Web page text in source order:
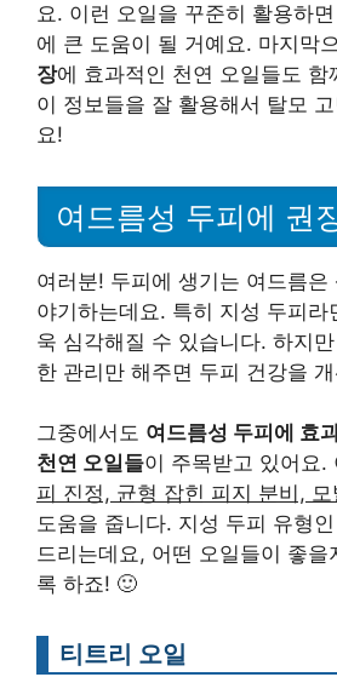
요. 이런 오일을 꾸준히 활용하면
에 큰 도움이 될 거예요. 마지막
장에 효과적인 천연 오일들도 함
이 정보들을 잘 활용해서 탈모
요!
여드름성 두피에 권
여러분! 두피에 생기는 여드름은
야기하는데요. 특히 지성 두피라
욱 심각해질 수 있습니다. 하지
한 관리만 해주면 두피 건강을
그중에서도 여드름성 두피에 효
천연 오일들이 주목받고 있어요.
피 진정, 균형 잡힌 피지 분비, 모
도움을 줍니다. 지성 두피 유형
드리는데요, 어떤 오일들이 좋을
록 하죠! 🙂
티트리 오일